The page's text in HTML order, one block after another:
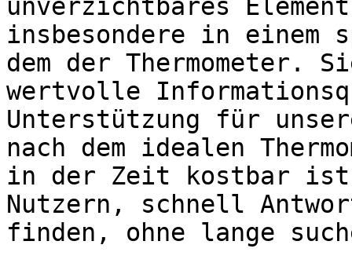
unverzichtbares
insbesondere in
dem der
wertvolle
Unterstützung für
nach dem idealen
in der Zeit kostbar ist,
Nutzern, schnell
finden, ohne lange